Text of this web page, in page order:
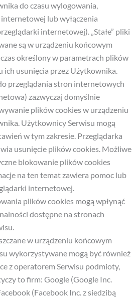
do czasu wylogowania,
lub wyłączenia
internetowej). „Stałe” pliki
są w urządzeniu końcowym
określony w parametrach plików
ich usunięcia przez Użytkownika.
przeglądania stron internetowych
zazwyczaj domyślnie
plików cookies w urządzeniu
Użytkownicy Serwisu mogą
w tym zakresie. Przeglądarka
usunięcie plików cookies. Możliwe
blokowanie plików cookies
na ten temat zawiera pomoc lub
internetowej.
plików cookies mogą wpłynąć
dostępne na stronach
w urządzeniu końcowym
wykorzystywane mogą być również
z operatorem Serwisu podmioty,
to firm: Google (Google Inc.
(Facebook Inc. z siedzibą